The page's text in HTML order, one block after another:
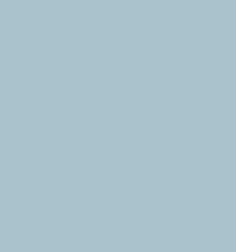
électriques